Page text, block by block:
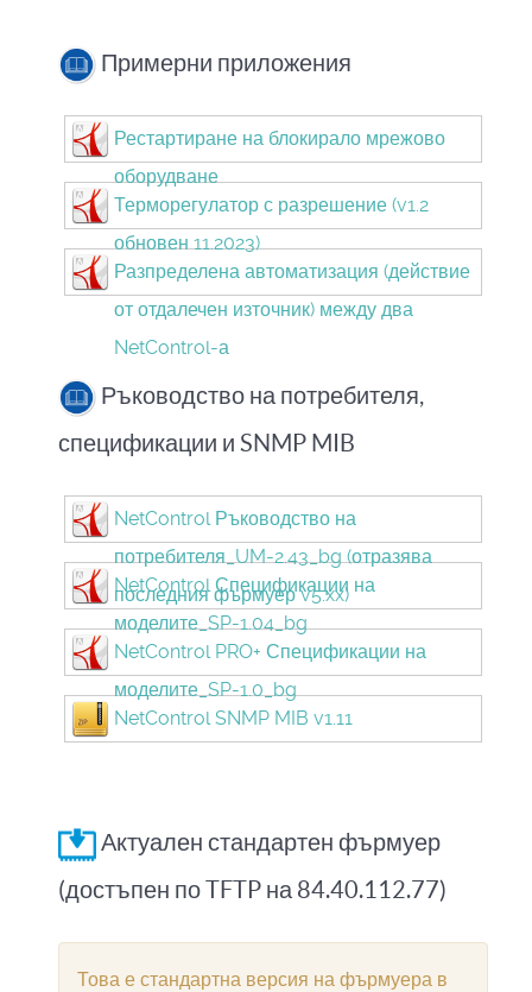
Примерни приложения
Рестартиране на блокирало мрежово
оборудване
Терморегулатор с разрешение (v1.2
обновен 11.2023)
Разпределена автоматизация (действие
от отдалечен източник) между два
NetControl-а
Ръководство на потребителя,
спецификации и SNMP MIB
NetControl Ръководство на
потребителя_UM-2.43_bg (отразява
последния фърмуер v5.xx)
NetControl Спецификации на
моделите_SP-1.04_bg
NetControl PRO+ Спецификации на
моделите_SP-1.0_bg
NetControl SNMP MIB v1.11
Актуален стандартен фърмуер
(достъпен по TFTP на 84.40.112.77)
Това е стандартна версия на фърмуера в